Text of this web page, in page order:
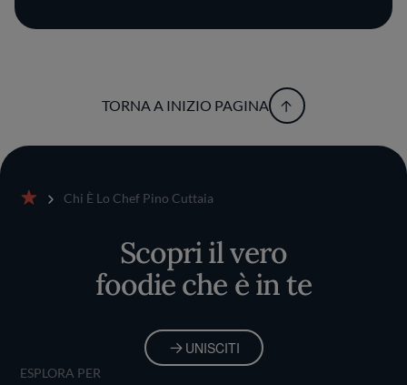
TORNA A INIZIO PAGINA
Chi È Lo Chef Pino Cuttaia
Scopri il vero
foodie che è in te
UNISCITI
ESPLORA PER